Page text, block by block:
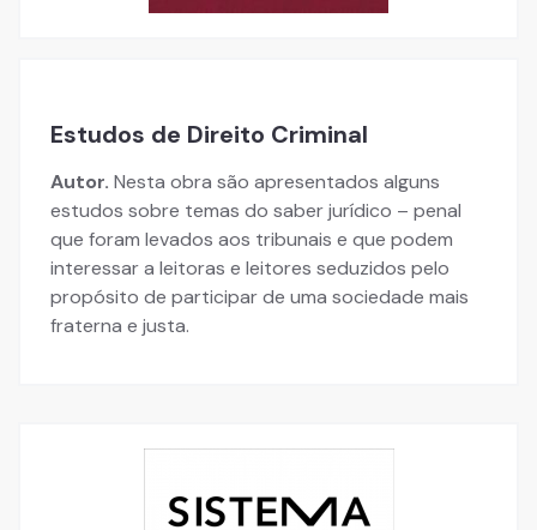
Estudos de Direito Criminal
Autor. Nesta obra são apresentados alguns
estudos sobre temas do saber jurídico – penal
que foram levados aos tribunais e que podem
interessar a leitoras e leitores seduzidos pelo
propósito de participar de uma sociedade mais
fraterna e justa.